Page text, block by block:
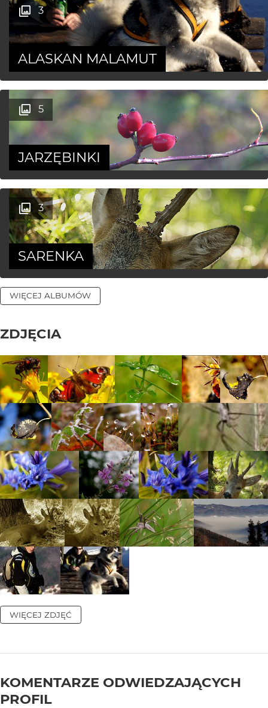
3
ALASKAN MALAMUT
5
JARZĘBINKI
3
SARENKA
WIĘCEJ ALBUMÓW
ZDJĘCIA
WIĘCEJ ZDJĘĆ
KOMENTARZE ODWIEDZAJĄCYCH
PROFIL